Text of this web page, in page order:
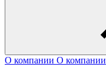
О компании О компании